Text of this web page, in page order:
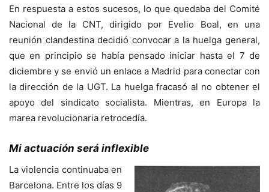
En respuesta a estos sucesos, lo que quedaba del Comité
Nacional de la CNT, dirigido por Evelio Boal, en una
reunión clandestina decidió convocar a la huelga general,
que en principio se había pensado iniciar hasta el 7 de
diciembre y se envió un enlace a Madrid para conectar con
la dirección de la UGT. La huelga fracasó al no obtener el
apoyo del sindicato socialista. Mientras, en Europa la
marea revolucionaria retrocedía.
Mi actuación será inflexible
La violencia continuaba en
Barcelona. Entre los días 9